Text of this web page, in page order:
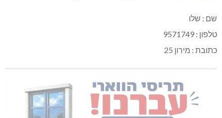
שם : שלו
טלפון : 9571749
כתובת : מירון 25